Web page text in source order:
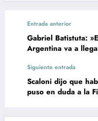
Entrada anterior
Gabriel Batistuta:
Argentina va a
Siguiente entrada
Scaloni dijo que
puso en duda a la